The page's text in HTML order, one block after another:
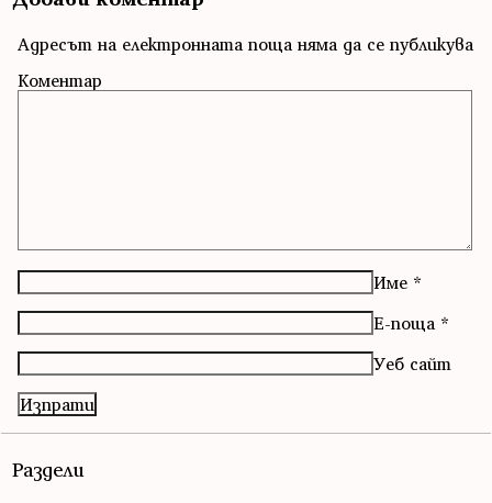
Адресът на електронната поща няма да се публикува
Коментар
Име *
Е-поща *
Уеб сайт
Раздели